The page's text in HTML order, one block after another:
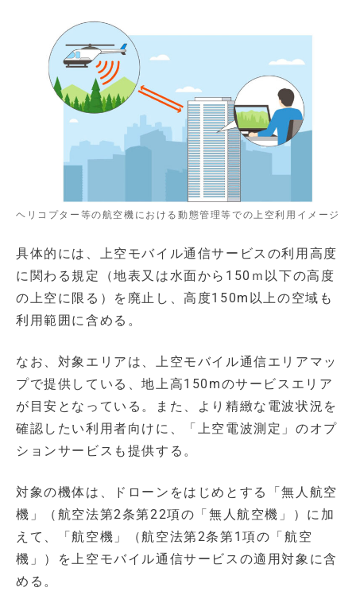
ヘリコプター等の航空機における動態管理等での上空利用イメージ
具体的には、上空モバイル通信サービスの利用高度
に関わる規定（地表又は水面から150ｍ以下の高度
の上空に限る）を廃止し、高度150m以上の空域も
利用範囲に含める。
なお、対象エリアは、上空モバイル通信エリアマッ
プで提供している、地上高150mのサービスエリア
が目安となっている。また、より精緻な電波状況を
確認したい利用者向けに、「上空電波測定」のオプ
ションサービスも提供する。
対象の機体は、ドローンをはじめとする「無人航空
機」（航空法第2条第22項の「無人航空機」）に加
えて、「航空機」（航空法第2条第1項の「航空
機」）を上空モバイル通信サービスの適用対象に含
める。